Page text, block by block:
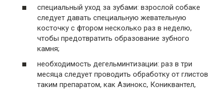
специальный уход за зубами: взрослой собаке
следует давать специальную жевательную
косточку с фтором несколько раз в неделю,
чтобы предотвратить образование зубного
камня;
необходимость дегельминтизации: раз в три
месяца следует проводить обработку от глистов
таким препаратом, как Азинокс, Кониквантел,